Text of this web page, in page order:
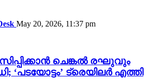
May 20, 2026, 11:37 pm
ചെങ്കൽ രഘുവും
ട്രെയിലർ എത്തി